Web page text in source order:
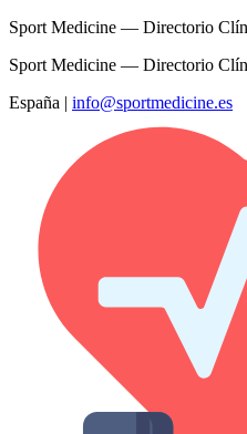
Sport Medicine — Directorio
Sport Medicine — Directorio
España | info@sportmedicine.es